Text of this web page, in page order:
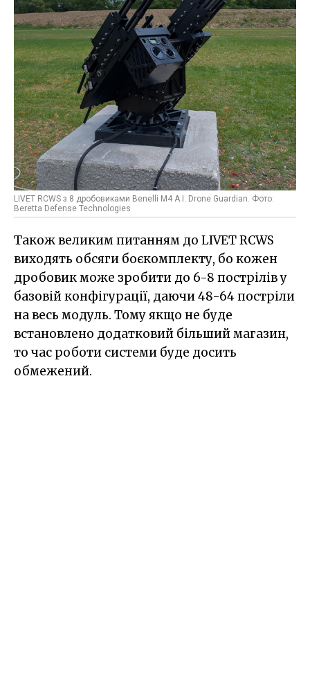
LIVET RCWS з 8 дробовиками Benelli M4 A.I. Drone Guardian. Фото:
Beretta Defense Technologies
Також великим питанням до LIVET RCWS
виходять обсяги боєкомплекту, бо кожен
дробовик може зробити до 6-8 пострілів у
базовій конфігурації, даючи 48-64 постріли
на весь модуль. Тому якщо не буде
встановлено додатковий більший магазин,
то час роботи системи буде досить
обмежений.